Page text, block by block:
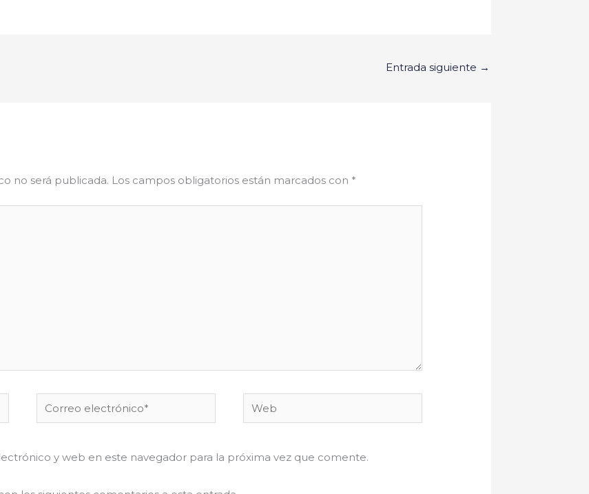
Entrada siguiente →
no será publicada. Los campos obligatorios están marcados con *
Correo
electrónico*
Web
y web en este navegador para la próxima vez que comente.